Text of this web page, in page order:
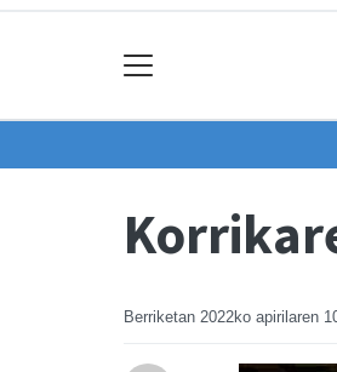
Berriketan 2022ko apirilaren